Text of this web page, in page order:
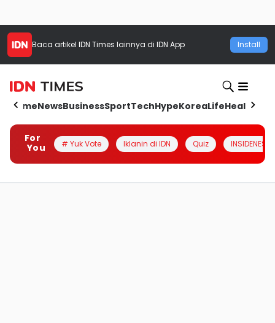
Baca artikel IDN Times lainnya di IDN App Install
HomeNewsBusinessSportTechHypeKoreaLifeHealth
For
You
# Yuk Vote Iklanin di IDN Quiz INSIDENESIA